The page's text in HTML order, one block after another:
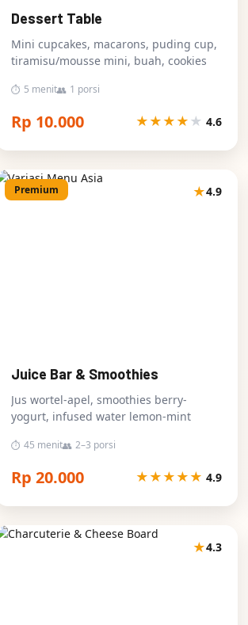
Dessert Table
Mini cupcakes, macarons, puding cup,
tiramisu/mousse mini, buah, cookies
⏱ 5 menit👥 1 porsi
Rp 10.000 ★★★★★ 4.6
Premium ★4.9
Juice Bar & Smoothies
Jus wortel-apel, smoothies berry-
yogurt, infused water lemon-mint
⏱ 45 menit👥 2–3 porsi
Rp 20.000 ★★★★★ 4.9
★4.3